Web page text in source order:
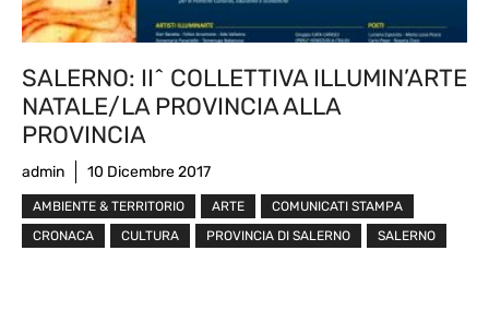
SALERNO: II^ COLLETTIVA ILLUMIN’ARTE
NATALE/LA PROVINCIA ALLA
PROVINCIA
admin 10 Dicembre 2017
AMBIENTE & TERRITORIO ARTE
COMUNICATI STAMPA
CRONACA
CULTURA PROVINCIA DI SALERNO SALERNO